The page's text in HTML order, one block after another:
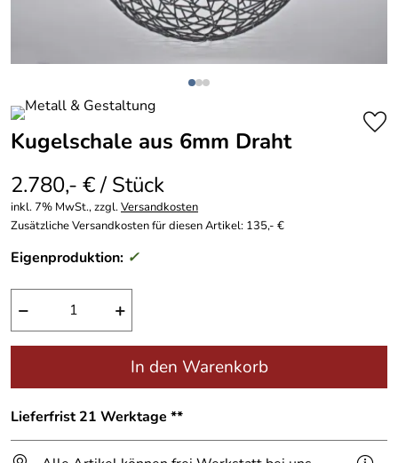
Kugelschale aus 6mm Draht
2.780,- € / Stück
inkl. 7% MwSt., zzgl.Versandkosten
Zusätzliche Versandkosten für diesen Artikel: 135,- €
Eigenproduktion: ✓
− +
In den Warenkorb
Lieferfrist 21 Werktage **